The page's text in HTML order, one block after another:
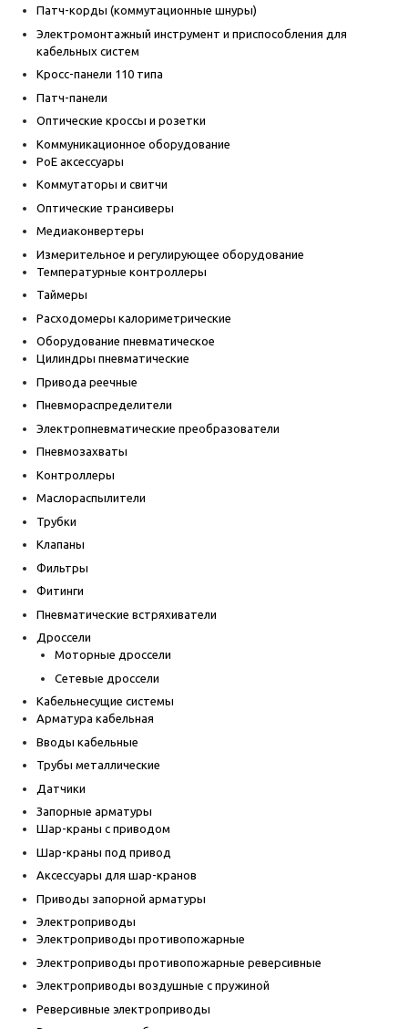
Патч-корды (коммутационные шнуры)
Электромонтажный инструмент и приспособления для
кабельных систем
Кросс-панели 110 типа
Патч-панели
Оптические кроссы и розетки
Коммуникационное оборудование
PoE аксессуары
Коммутаторы и свитчи
Оптические трансиверы
Медиаконвертеры
Измерительное и регулирующее оборудование
Температурные контроллеры
Таймеры
Расходомеры калориметрические
Оборудование пневматическое
Цилиндры пневматические
Привода реечные
Пневмораспределители
Электропневматические преобразователи
Пневмозахваты
Контроллеры
Маслораспылители
Трубки
Клапаны
Фильтры
Фитинги
Пневматические встряхиватели
Дроссели
Моторные дроссели
Сетевые дроссели
Кабельнесущие системы
Арматура кабельная
Вводы кабельные
Трубы металлические
Датчики
Запорные арматуры
Шар-краны с приводом
Шар-краны под привод
Аксессуары для шар-кранов
Приводы запорной арматуры
Электроприводы
Электроприводы противопожарные
Электроприводы противопожарные реверсивные
Электроприводы воздушные с пружиной
Реверсивные электроприводы